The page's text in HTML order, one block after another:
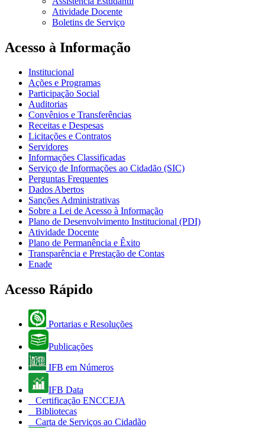
Atividade Docente
Boletins de Serviço
Acesso à Informação
Institucional
Ações e Programas
Participação Social
Auditorias
Convênios e Transferências
Receitas e Despesas
Licitações e Contratos
Servidores
Informações Classificadas
Serviço de Informações ao Cidadão (SIC)
Perguntas Frequentes
Dados Abertos
Sanções Administrativas
Sobre a Lei de Acesso à Informação
Plano de Desenvolvimento Institucional (PDI)
Atividade Docente
Plano de Permanência e Êxito
Transparência e Prestação de Contas
Enade
Acesso Rápido
Portarias e Resoluções
Publicações
IFB em Números
IFB Data
Certificação ENCCEJA
Bibliotecas
Carta de Serviços ao Cidadão